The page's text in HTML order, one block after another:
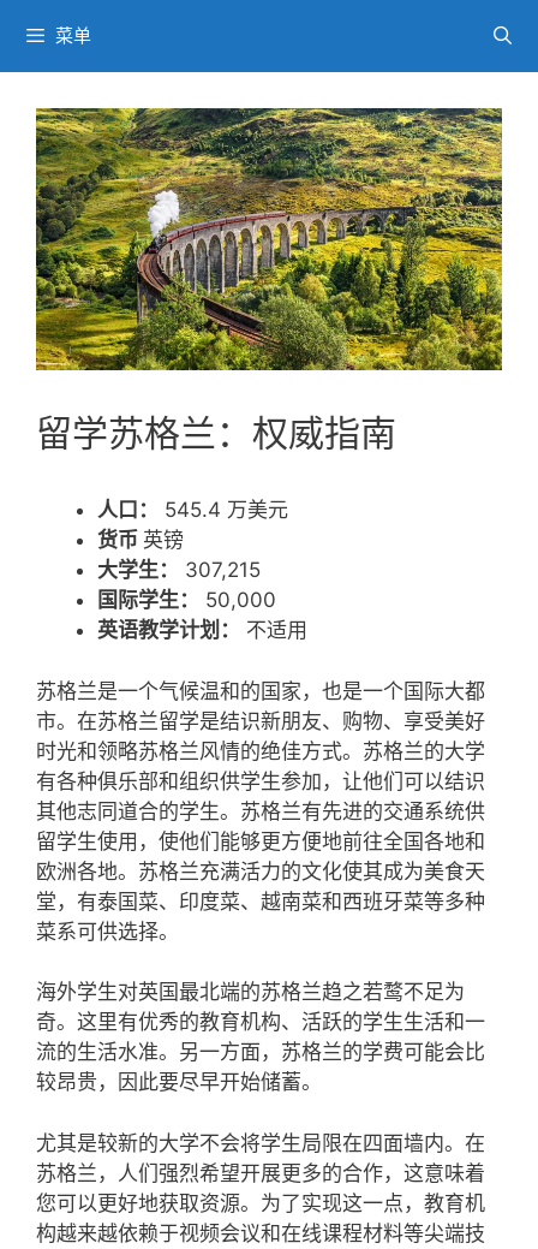
内
菜单
留学苏格兰：权威指南
人口：
545.4 万美元
货币 英镑
大学生：
307,215
国际学生：
50,000
英语教学计划：
不适用
苏格兰是一个气候温和的国家，也是一个国际大都
市。在苏格兰留学是结识新朋友、购物、享受美好
时光和领略苏格兰风情的绝佳方式。苏格兰的大学
有各种俱乐部和组织供学生参加，让他们可以结识
其他志同道合的学生。苏格兰有先进的交通系统供
留学生使用，使他们能够更方便地前往全国各地和
欧洲各地。苏格兰充满活力的文化使其成为美食天
堂，有泰国菜、印度菜、越南菜和西班牙菜等多种
菜系可供选择。
海外学生对英国最北端的苏格兰趋之若鹜不足为
奇。这里有优秀的教育机构、活跃的学生生活和一
流的生活水准。另一方面，苏格兰的学费可能会比
较昂贵，因此要尽早开始储蓄。
尤其是较新的大学不会将学生局限在四面墙内。在
苏格兰，人们强烈希望开展更多的合作，这意味着
您可以更好地获取资源。为了实现这一点，教育机
构越来越依赖于视频会议和在线课程材料等尖端技